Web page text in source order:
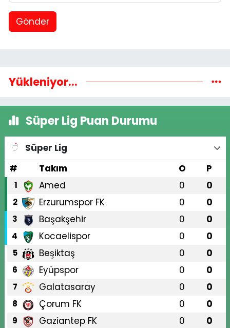
Gönder
Yükleniyor...
Süper Lig Puan Durumu
Süper Lig
#
Takım O P
1 Amed 0 0
2 Erzurumspor FK 0 0
3 Başakşehir 0 0
4 Kocaelispor 0 0
5 Beşiktaş 0 0
6 Eyüpspor 0 0
7 Galatasaray 0 0
8 Çorum FK 0 0
9 Gaziantep FK 0 0